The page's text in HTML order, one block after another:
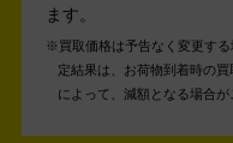
ます。
買取価格は予告なく変更す
定結果は、お荷物到着時の
によって、減額となる場合が